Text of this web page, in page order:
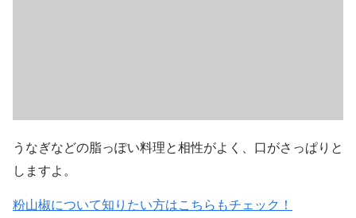
うなぎなどの脂っぽい料理と相性がよく、口がさっぱりと
しますよ。
粉山椒について知りたい方はこちらもチェック！